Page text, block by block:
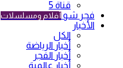
قناة 5
فجر شو أفلام ومسلسلات
الأخبار
الكل
أخبار الرياضة
أخبار الفجر
أخبار عالمية